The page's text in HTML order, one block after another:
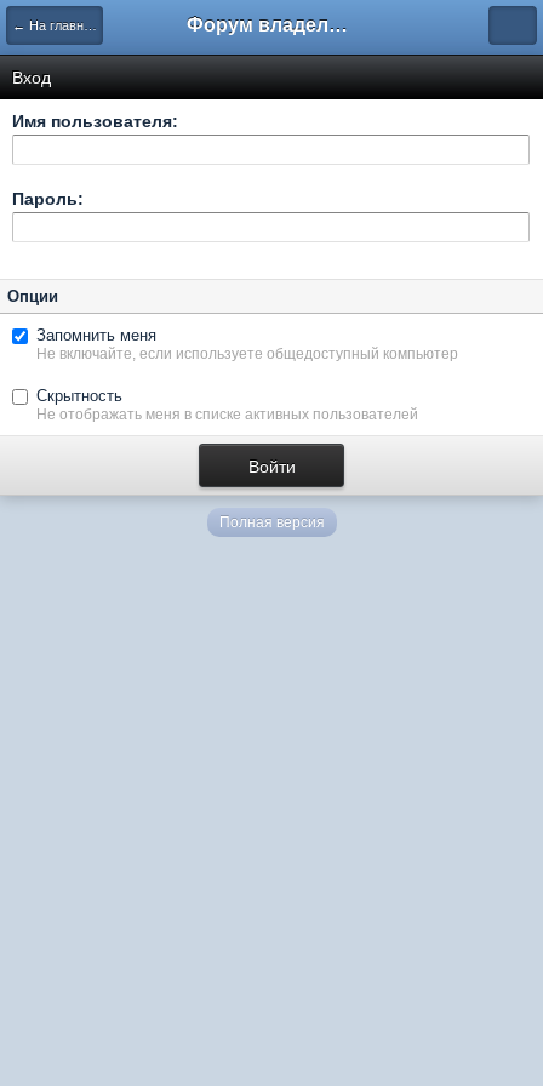
← На главную Форум владельцев интернет-магазинов
Вход
Имя пользователя:
Пароль:
Опции
Запомнить меня
Не включайте, если используете общедоступный компьютер
Скрытность
Не отображать меня в списке активных пользователей
Полная версия